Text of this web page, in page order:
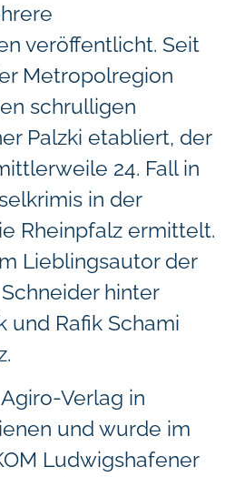
veröffentlicht. Seit
Metropolregion
schrulligen
Palzki etabliert, der
24. Fall in
in der
Rheinpfalz ermittelt.
Lieblingsautor der
hinter
und Rafik Schami
Verlag in
und wurde im
Ludwigshafener